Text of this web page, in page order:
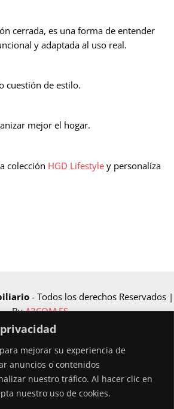
mejorar su experiencia de
anuncios o contenidos
nuestro tráfico. Al hacer clic en
nuestro uso de cookies.
cerrada, es una forma de entender
y adaptada al uso real.
cuestión de estilo.
mejor el hogar.
colección HGD Lifestyle y personalíza
- Todos los derechos Reservados |
ByA3COM.ES
por la Unión Europea –
NextGenerationEU